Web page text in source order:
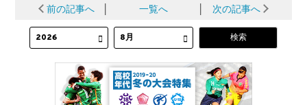
前の記事へ │ 一覧へ │ 次の記事へ